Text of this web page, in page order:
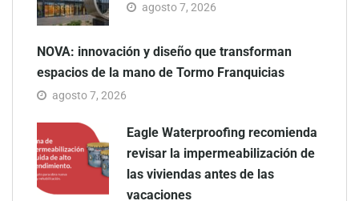
agosto 7, 2026
NOVA: innovación y diseño que transforman
espacios de la mano de Tormo Franquicias
agosto 7, 2026
Eagle Waterproofing recomienda
revisar la impermeabilización de
las viviendas antes de las
vacaciones